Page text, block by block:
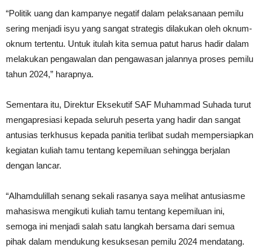
“Politik uang dan kampanye negatif dalam pelaksanaan pemilu
sering menjadi isyu yang sangat strategis dilakukan oleh oknum-
oknum tertentu. Untuk itulah kita semua patut harus hadir dalam
melakukan pengawalan dan pengawasan jalannya proses pemilu
tahun 2024,” harapnya.
Sementara itu, Direktur Eksekutif SAF Muhammad Suhada turut
mengapresiasi kepada seluruh peserta yang hadir dan sangat
antusias terkhusus kepada panitia terlibat sudah mempersiapkan
kegiatan kuliah tamu tentang kepemiluan sehingga berjalan
dengan lancar.
“Alhamdulillah senang sekali rasanya saya melihat antusiasme
mahasiswa mengikuti kuliah tamu tentang kepemiluan ini,
semoga ini menjadi salah satu langkah bersama dari semua
pihak dalam mendukung kesuksesan pemilu 2024 mendatang.